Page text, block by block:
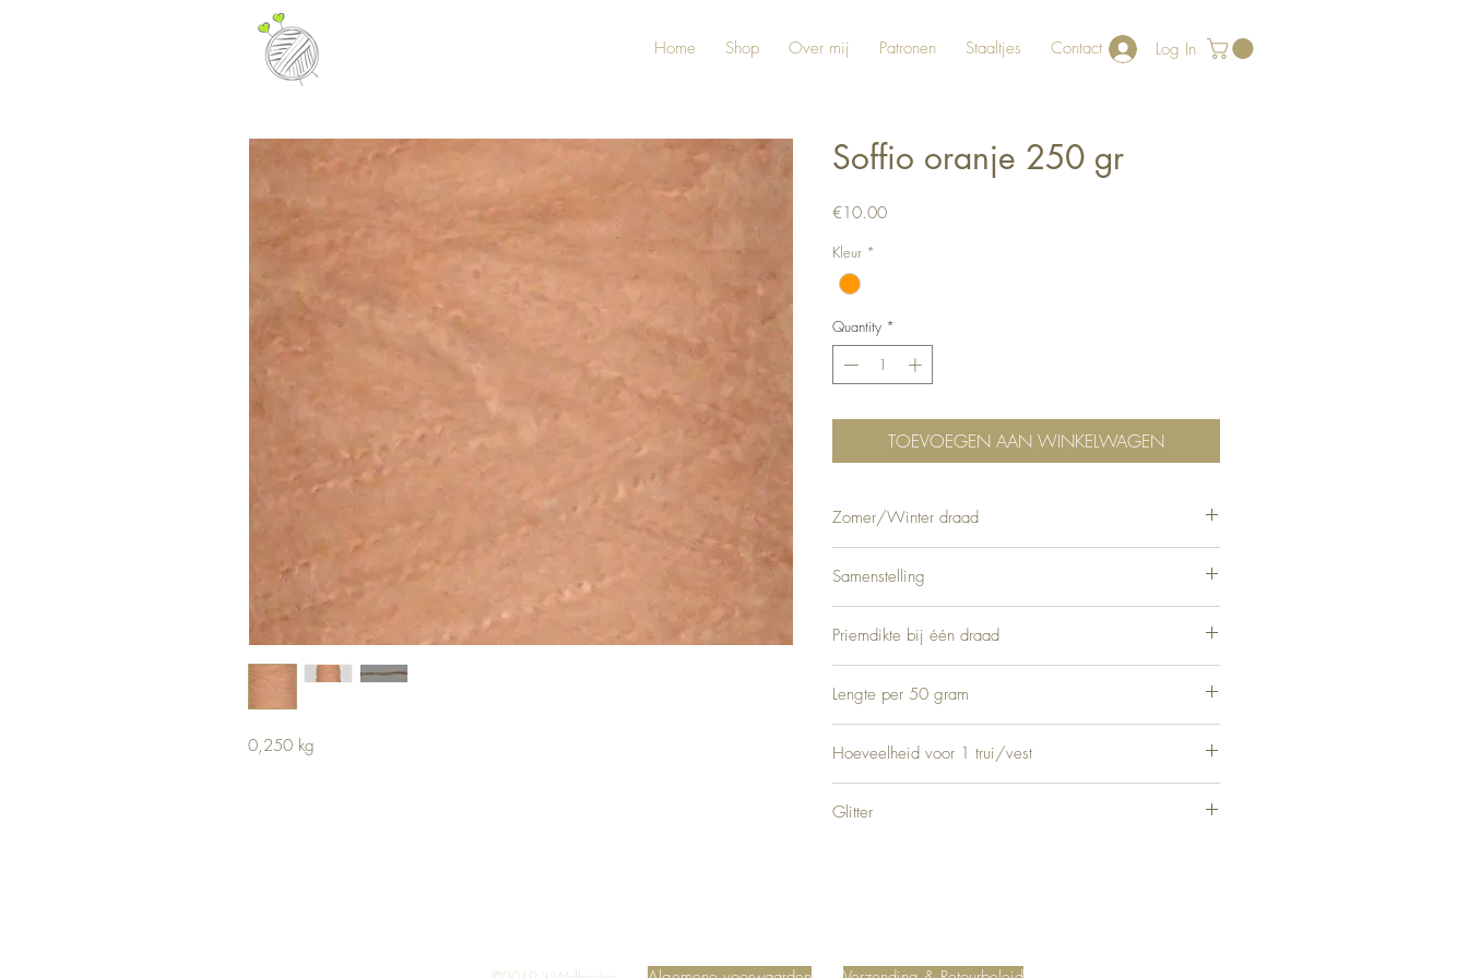
Home Shop Over mij Patronen Staaltjes Contact Log In
0,250 kg
Soffio oranje 250 gr
€10.00Price
Kleur *
Quantity *
TOEVOEGEN AAN WINKELWAGEN
Zomer/Winter draad
Samenstelling
Priemdikte bij één draad
Lengte per 50 gram
Hoeveelheid voor 1 trui/vest
Glitter